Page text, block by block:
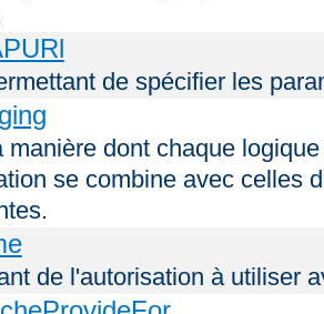
de spécifier les
manière dont chaque
se combine avec celles
de l'autorisation à utiliser